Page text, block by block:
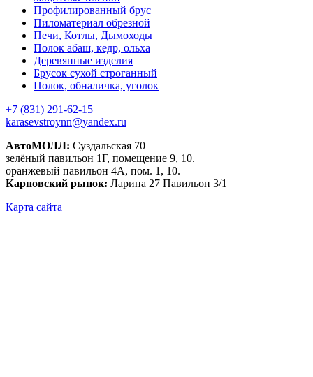
Профилированный брус
Пиломатериал обрезной
Печи, Котлы, Дымоходы
Полок абаш, кедр, ольха
Деревянные изделия
Брусок сухой строганный
Полок, обналичка, уголок
+7 (831) 291-62-15
karasevstroynn@yandex.ru
АвтоМОЛЛ: Суздальская 70
зелёный павильон 1Г, помещение 9, 10.
оранжевый павильон 4А, пом. 1, 10.
Карповский рынок: Ларина 27 Павильон 3/1
Карта сайта